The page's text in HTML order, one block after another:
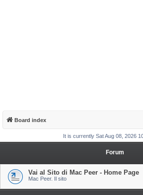
Board index
It is currently Sat Aug 08, 2026
Forum
Vai al Sito di Mac Peer - Home Page
Mac Peer. Il sito